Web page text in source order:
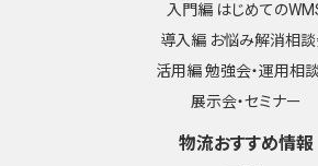
入門編 はじめての
導入編 お悩み解消相
活用編 勉強会・運用相
展示会・セミナー
物流おすすめ情報